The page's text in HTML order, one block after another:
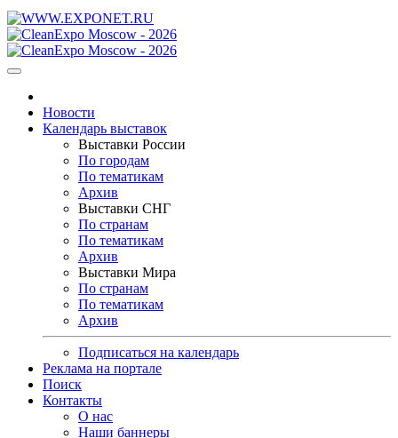
Новости
Календарь выставок
Выставки России
По городам
По тематикам
Архив
Выставки СНГ
По странам
По тематикам
Архив
Выставки Мира
По странам
По тематикам
Архив
Подписаться на календарь
Реклама на портале
Поиск
Контакты
О нас
Наши баннеры